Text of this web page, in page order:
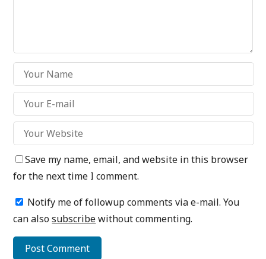
Save my name, email, and website in this browser
for the next time I comment.
Notify me of followup comments via e-mail. You
can alsosubscribewithout commenting.